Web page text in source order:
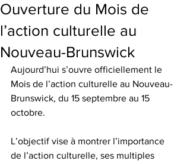
Ouverture du Mois de
l’action culturelle au
Nouveau-Brunswick
Aujourd’hui s’ouvre officiellement le
Mois de l’action culturelle au Nouveau-
Brunswick, du 15 septembre au 15
octobre.
L’objectif vise à montrer l’importance
de l’action culturelle, ses multiples